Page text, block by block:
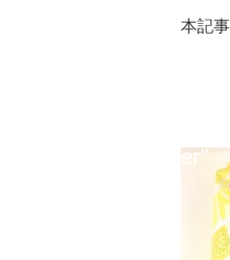
本記
"Twitter"